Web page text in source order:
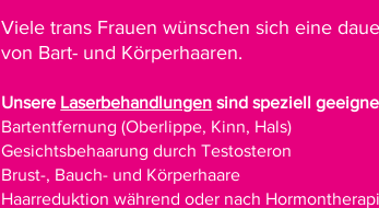
Viele trans Frauen wünschen sich eine
von Bart- und Körperhaaren.
Unsere Laserbehandlungen sind speziell
Bartentfernung (Oberlippe, Kinn, Hals)
Gesichtsbehaarung durch Testosteron
Brust-, Bauch- und Körperhaare
Haarreduktion während oder nach